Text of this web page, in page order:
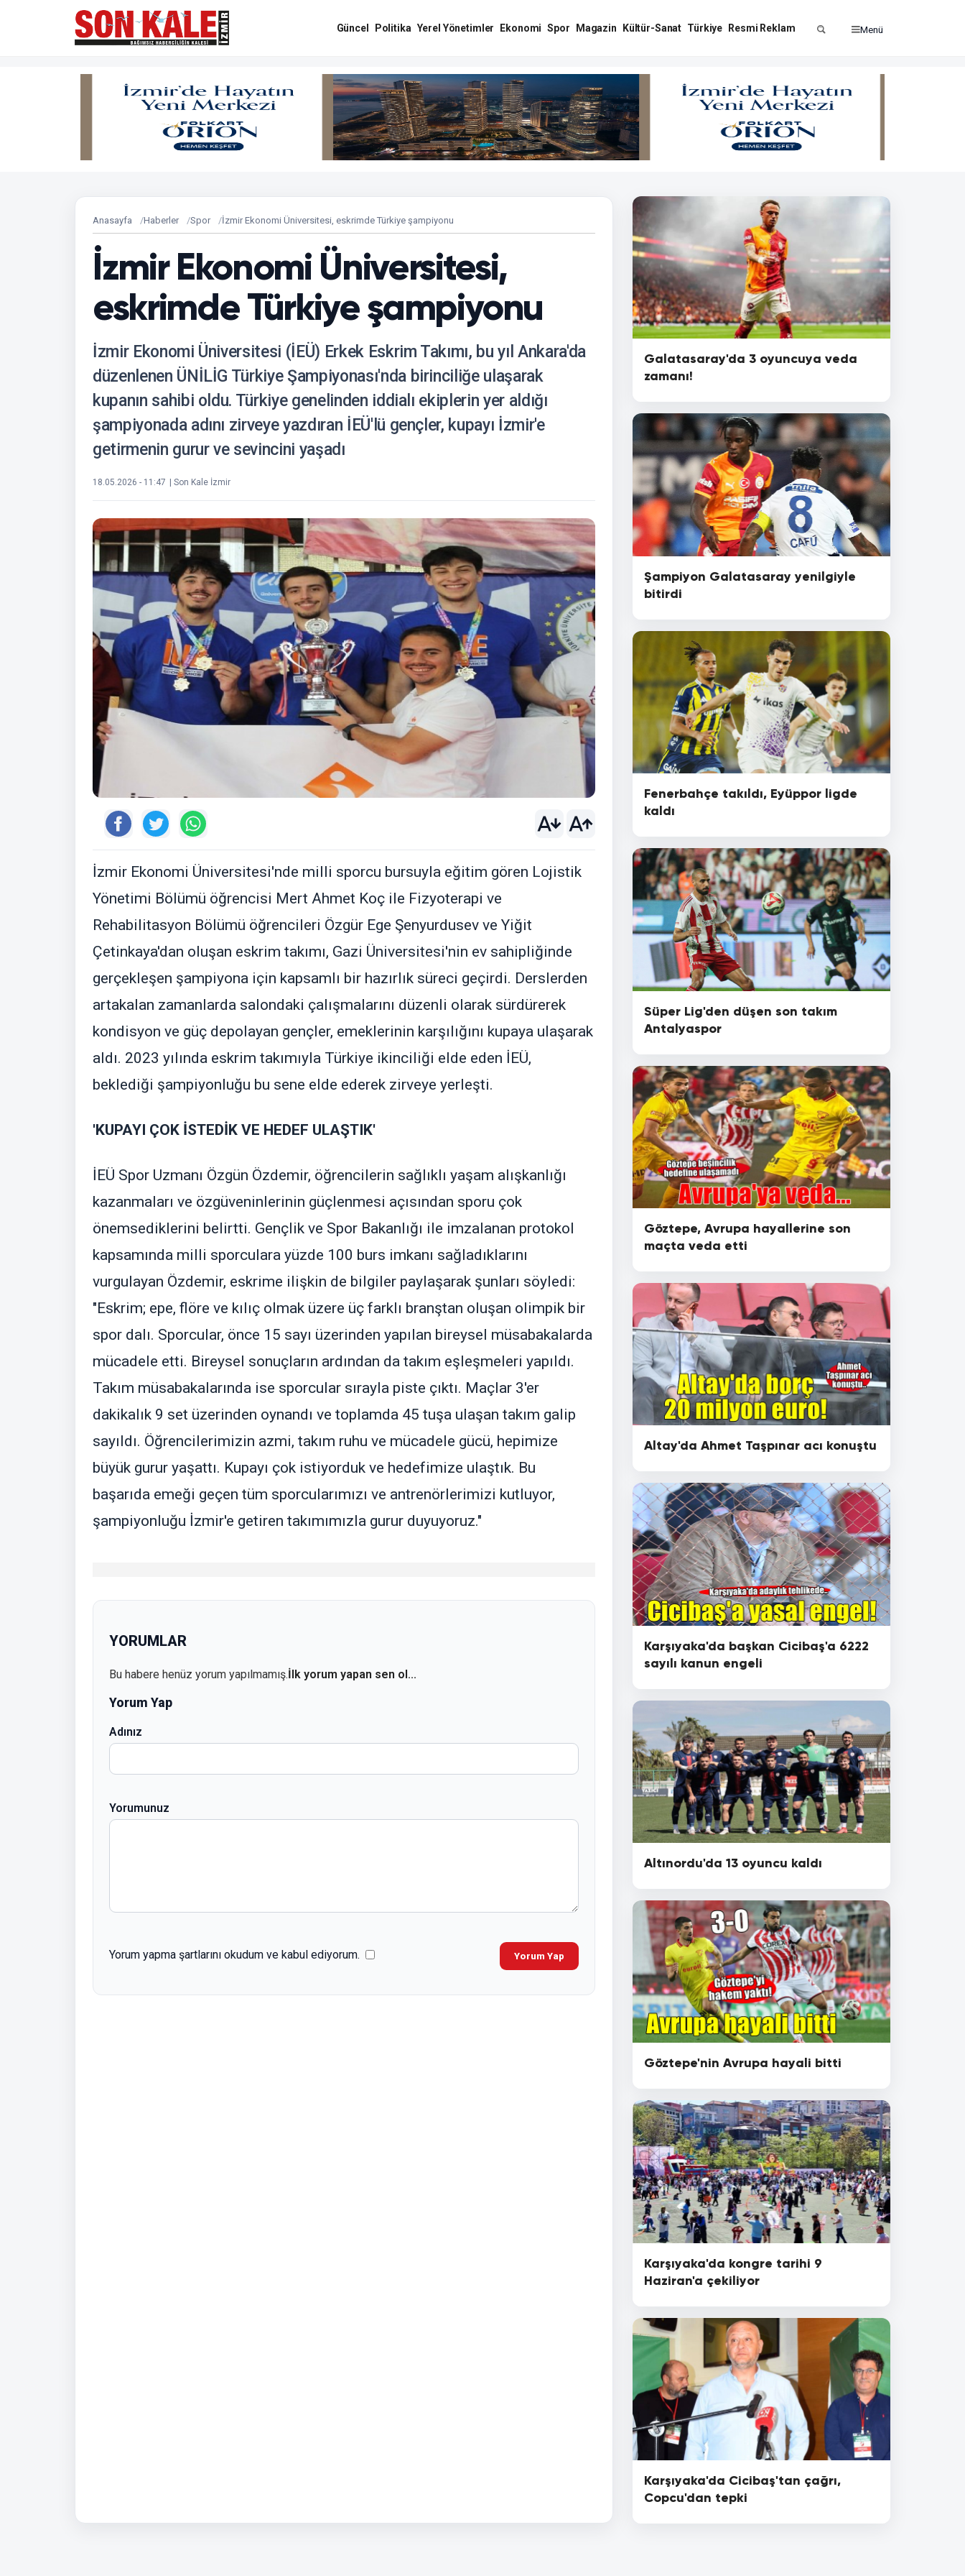
Güncel Politika Yerel Yönetimler Ekonomi Spor Magazin Kültür-Sanat Türkiye Resmi Reklam Menü
Anasayfa Haberler Spor İzmir Ekonomi Üniversitesi, eskrimde Türkiye şampiyonu
İzmir Ekonomi Üniversitesi,
eskrimde Türkiye şampiyonu
İzmir Ekonomi Üniversitesi (İEÜ) Erkek Eskrim Takımı, bu yıl Ankara'da
düzenlenen ÜNİLİG Türkiye Şampiyonası'nda birinciliğe ulaşarak
kupanın sahibi oldu. Türkiye genelinden iddialı ekiplerin yer aldığı
şampiyonada adını zirveye yazdıran İEÜ'lü gençler, kupayı İzmir'e
getirmenin gurur ve sevincini yaşadı
18.05.2026 - 11:47 | Son Kale İzmir
İzmir Ekonomi Üniversitesi'nde milli sporcu bursuyla eğitim gören Lojistik
Yönetimi Bölümü öğrencisi Mert Ahmet Koç ile Fizyoterapi ve
Rehabilitasyon Bölümü öğrencileri Özgür Ege Şenyurdusev ve Yiğit
Çetinkaya'dan oluşan eskrim takımı, Gazi Üniversitesi'nin ev sahipliğinde
gerçekleşen şampiyona için kapsamlı bir hazırlık süreci geçirdi. Derslerden
artakalan zamanlarda salondaki çalışmalarını düzenli olarak sürdürerek
kondisyon ve güç depolayan gençler, emeklerinin karşılığını kupaya ulaşarak
aldı. 2023 yılında eskrim takımıyla Türkiye ikinciliği elde eden İEÜ,
beklediği şampiyonluğu bu sene elde ederek zirveye yerleşti.
'KUPAYI ÇOK İSTEDİK VE HEDEF ULAŞTIK'
İEÜ Spor Uzmanı Özgün Özdemir, öğrencilerin sağlıklı yaşam alışkanlığı
kazanmaları ve özgüveninlerinin güçlenmesi açısından sporu çok
önemsediklerini belirtti. Gençlik ve Spor Bakanlığı ile imzalanan protokol
kapsamında milli sporculara yüzde 100 burs imkanı sağladıklarını
vurgulayan Özdemir, eskrime ilişkin de bilgiler paylaşarak şunları söyledi:
"Eskrim; epe, flöre ve kılıç olmak üzere üç farklı branştan oluşan olimpik bir
spor dalı. Sporcular, önce 15 sayı üzerinden yapılan bireysel müsabakalarda
mücadele etti. Bireysel sonuçların ardından da takım eşleşmeleri yapıldı.
Takım müsabakalarında ise sporcular sırayla piste çıktı. Maçlar 3'er
dakikalık 9 set üzerinden oynandı ve toplamda 45 tuşa ulaşan takım galip
sayıldı. Öğrencilerimizin azmi, takım ruhu ve mücadele gücü, hepimize
büyük gurur yaşattı. Kupayı çok istiyorduk ve hedefimize ulaştık. Bu
başarıda emeği geçen tüm sporcularımızı ve antrenörlerimizi kutluyor,
şampiyonluğu İzmir'e getiren takımımızla gurur duyuyoruz."
YORUMLAR
Bu habere henüz yorum yapılmamış.İlk yorum yapan sen ol...
Yorum Yap
Adınız
Yorumunuz
Yorum yapma şartlarını okudum ve kabul ediyorum. Yorum Yap
Galatasaray'da 3 oyuncuya veda
zamanı!
Şampiyon Galatasaray yenilgiyle
bitirdi
Fenerbahçe takıldı, Eyüppor ligde
kaldı
Süper Lig'den düşen son takım
Antalyaspor
Göztepe, Avrupa hayallerine son
maçta veda etti
Altay'da Ahmet Taşpınar acı konuştu
Karşıyaka'da başkan Cicibaş'a 6222
sayılı kanun engeli
Altınordu'da 13 oyuncu kaldı
Göztepe'nin Avrupa hayali bitti
Karşıyaka'da kongre tarihi 9
Haziran'a çekiliyor
Karşıyaka'da Cicibaş'tan çağrı,
Copcu'dan tepki